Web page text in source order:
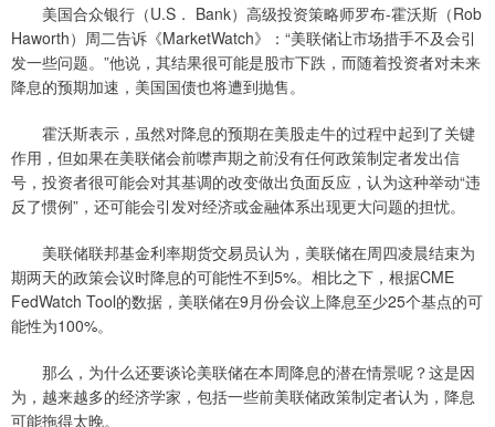
美国合众银行（U.S． Bank）高级投资策略师罗布-霍沃斯（Rob
Haworth）周二告诉《MarketWatch》：“美联储让市场措手不及会引
发一些问题。”他说，其结果很可能是股市下跌，而随着投资者对未来
降息的预期加速，美国国债也将遭到抛售。
霍沃斯表示，虽然对降息的预期在美股走牛的过程中起到了关键
作用，但如果在美联储会前噤声期之前没有任何政策制定者发出信
号，投资者很可能会对其基调的改变做出负面反应，认为这种举动“违
反了惯例”，还可能会引发对经济或金融体系出现更大问题的担忧。
美联储联邦基金利率期货交易员认为，美联储在周四凌晨结束为
期两天的政策会议时降息的可能性不到5%。相比之下，根据CME
FedWatch Tool的数据，美联储在9月份会议上降息至少25个基点的可
能性为100%。
那么，为什么还要谈论美联储在本周降息的潜在情景呢？这是因
为，越来越多的经济学家，包括一些前美联储政策制定者认为，降息
可能拖得太晚。